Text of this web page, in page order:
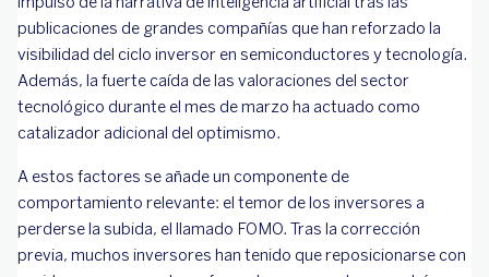
publicaciones de grandes compañías que han reforzado la
visibilidad del ciclo inversor en semiconductores y tecnología.
Además, la fuerte caída de las valoraciones del sector
tecnológico durante el mes de marzo ha actuado como
catalizador adicional del optimismo.
A estos factores se añade un componente de
comportamiento relevante: el temor de los inversores a
perderse la subida, el llamado FOMO. Tras la corrección
previa, muchos inversores han tenido que reposicionarse con